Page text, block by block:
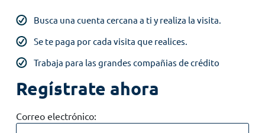
Busca una cuenta cercana a ti y realiza la visita.
Se te paga por cada visita que realices.
Trabaja para las grandes compañias de crédito
Regístrate ahora
Correo electrónico: